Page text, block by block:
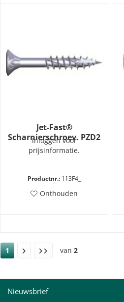
Jet-Fast®
Scharnierschroev. PZD2
4,0x25
inloggen voor
prijsinformatie.
Productnr.: 113F4_
Onthouden
1 van 2
Nieuwsbrief